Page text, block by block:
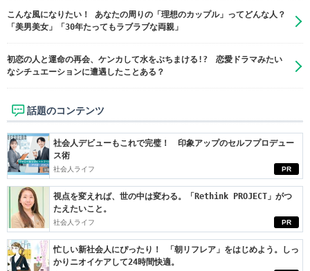
こんな風になりたい！ あなたの周りの「理想のカップル」ってどんな人？
「美男美女」「30年たってもラブラブな両親」
初恋の人と運命の再会、ケンカして水をぶちまける!? 恋愛ドラマみたい
なシチュエーションに遭遇したことある？
話題のコンテンツ
PR
社会人デビューもこれで完璧！ 印象アップのセルフプロデュー
ス術
社会人ライフ
PR
視点を変えれば、世の中は変わる。「Rethink PROJECT」がつ
たえたいこと。
社会人ライフ
忙しい新社会人にぴったり！ 「朝リフレア」をはじめよう。しっ
かりニオイケアして24時間快適。